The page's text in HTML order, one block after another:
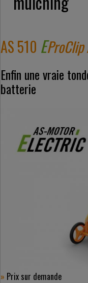
AS 510 EProClip
Enfin une vraie
batterie
» Prix ​​sur demande